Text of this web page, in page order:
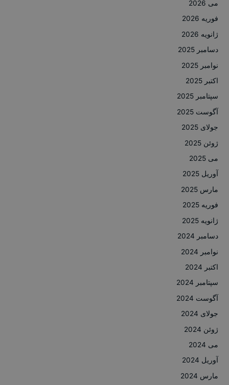
می 2026
فوریه 2026
ژانویه 2026
دسامبر 2025
نوامبر 2025
اکتبر 2025
سپتامبر 2025
آگوست 2025
جولای 2025
ژوئن 2025
می 2025
آوریل 2025
مارس 2025
فوریه 2025
ژانویه 2025
دسامبر 2024
نوامبر 2024
اکتبر 2024
سپتامبر 2024
آگوست 2024
جولای 2024
ژوئن 2024
می 2024
آوریل 2024
مارس 2024